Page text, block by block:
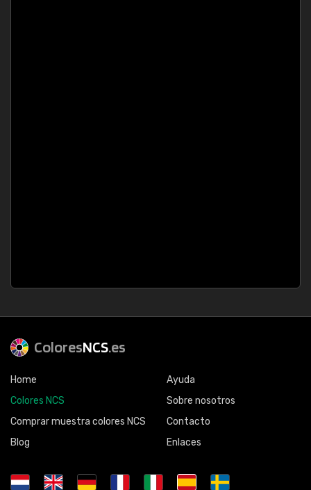
ColoresNCS.es
Home
Colores NCS
Comprar muestra colores NCS
Blog
Ayuda
Sobre nosotros
Contacto
Enlaces